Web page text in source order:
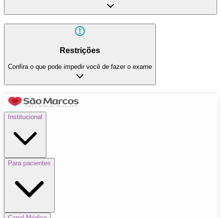
Restrições
Confira o que pode impedir você de fazer o exame
Institucional
Para pacientes